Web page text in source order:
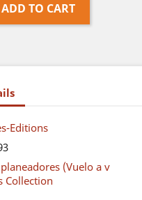
ADD TO CART
Editions
(Vuelo a v
Collection